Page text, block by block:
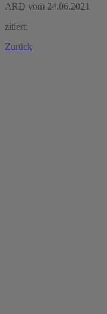
ARD vom 24.06.2021
zitiert:
Zurück